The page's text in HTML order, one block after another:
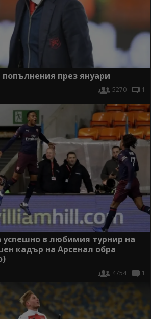
през януари
5270 1
в любимия турнир на
кадър на Арсенал обра
4754 1